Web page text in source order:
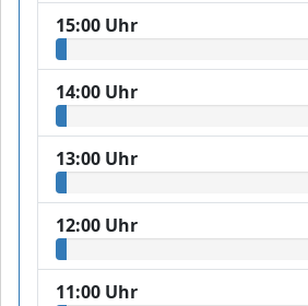
15:00 Uhr
14:00 Uhr
13:00 Uhr
12:00 Uhr
11:00 Uhr